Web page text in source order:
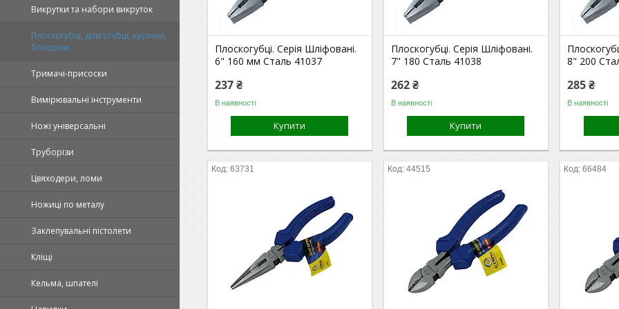
Викрутки та набори викруток
Плоскогубці, довгогубці, кусачки,
бокорізи
Тримачі-присоски
Вимірювальні інструменти
Ножі універсальні
Труборізи
Цвяходери, ломи
Ножиці по металу
Заклепувальні пістолети
Кліщі
Кельма, шпателі
Плоскогубці. Серія Шліфовані.
6" 160 мм Сталь 41037
237 ₴
В наявності
Купити
Плоскогубці. Серія Шліфовані.
7" 180 Сталь 41038
262 ₴
В наявності
Купити
8" 200
285 ₴
В наявності
63731 44515 66484